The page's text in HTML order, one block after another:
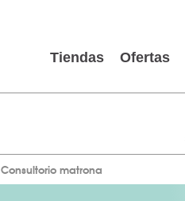
Tiendas Ofertas
Consultorio matrona